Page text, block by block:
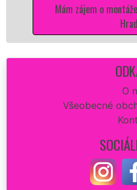
zájem o montáže nábytku v
O
Všeobecné